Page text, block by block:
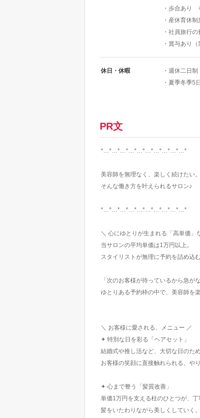
・歩合あり
・産休育休
・社員旅行
・賞与あり（
休日・休暇
・週休二日制
・夏季冬季5
PR文
*…*…*…*…*…*…*…*…*…*…*
美容師を無理なく、楽しく続けたい。
そんな働き方を叶えられるサロン♪
*…*…*…*…*…*…*…*…*…*…*
＼ 心にゆとりが生まれる「高単価」
当サロンの平均単価は1万円以上。
スタイリストが無理に予約を詰め込
「次のお客様が待っているから急が
ゆとりある予約枠の中で、美容師を
＼ お客様に愛される、メニュー ／
✦ 特別な日を彩る「ヘアセット」
結婚式や推し活など、大切な日のた
お客様の笑顔に直接触れられる、や
✦ 心まで整う「髪質改善」
単価1万円を支える柱のひとつが、
髪をいたわりながら美しくしていく。